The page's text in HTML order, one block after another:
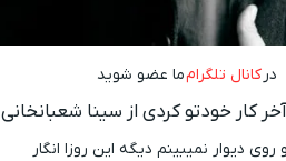
در کانال تلگرامما عضو شوید
کار خودتو کردی از سینا شعبانخانی
دیوار نمیبینم دیگه این روزا انگار